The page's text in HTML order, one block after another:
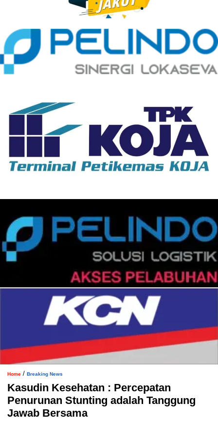
Home / Breaking News
Kasudin Kesehatan : Percepatan
Penurunan Stunting adalah Tanggung
Jawab Bersama